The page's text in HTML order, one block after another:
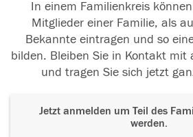
In einem Familienkreis
Mitglieder einer Familie, als
Bekannte eintragen und so
bilden. Bleiben Sie in Kontakt mit
und tragen Sie sich jetzt
Jetzt anmelden um Teil des
werden.